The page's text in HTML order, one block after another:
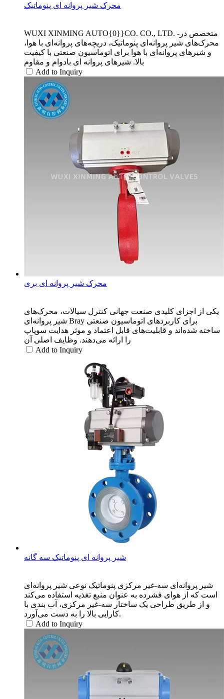
محرک شیر پروانه ای پنوماتیک
WUXI XINMING AUTO{0}}CO. CO., LTD. متخصص در-
محرک‌های شیر پروانه‌ای پنوماتیک، دریچه‌های پروانه‌ای با هوا،
و شیرهای پروانه‌ای با هوا برای اتوماسیون صنعتی با کیفیت
بالا. شیرهای پروانه ای بادوام و مقاوم
Add to Inquiry
محرک شیر پروانه ای بری
یکی از اجزای کلیدی صنعت جهانی کنترل سیالات، محرک‌های
شیر پروانه‌ای Bray برای کاربردهای اتوماسیون صنعتی
ساخته شده‌اند و قابلیت‌های قابل اعتماد و موثر هدایت سوپاپ
را ارائه می‌دهند. وظایف اصلی آن
Add to Inquiry
شیر پروانه ای پنوماتیک سه گانه
شیر پروانه‌ای سه-غیر مرکزی پنوماتیک نوعی شیر پروانه‌ای
است که از هوای فشرده به عنوان منبع تغذیه استفاده می‌کند
و از طریق طراحی یک ساختار سه-غیر مرکزی، آب بندی با
کارایی بالا را به دست می‌آورد.
Add to Inquiry